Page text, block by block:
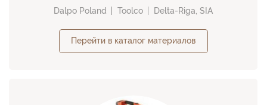
Dalpo Poland Toolco Delta-Riga, SIA
Перейти в каталог материалов